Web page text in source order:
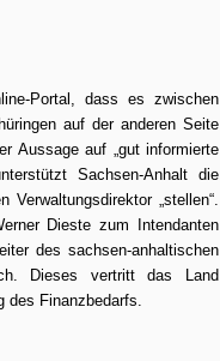
Portal, dass es zwischen
auf der anderen Seite
Aussage auf „gut informierte
Sachsen-Anhalt die
„stellen“.
Dieste zum Intendanten
des sachsen-anhaltischen
Dieses vertritt das Land
des Finanzbedarfs.